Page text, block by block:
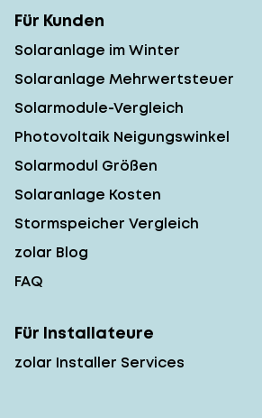
Für Kunden
Solaranlage im Winter
Solaranlage Mehrwertsteuer
Solarmodule-Vergleich
Photovoltaik Neigungswinkel
Solarmodul Größen
Solaranlage Kosten
Stormspeicher Vergleich
zolar Blog
FAQ
Für Installateure
zolar Installer Services